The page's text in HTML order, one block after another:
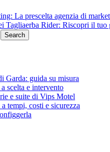
La prescelta agenzia di
Tagliaerba Rider: Riscopri il
Garda: guida su misura
scelta e intervento
e suite di Vips Motel
tempi, costi e sicurezza